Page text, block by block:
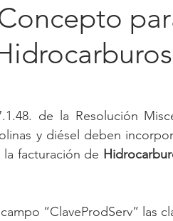
de la Resolución
y diésel deben
la facturación de
“ClaveProdServ” las